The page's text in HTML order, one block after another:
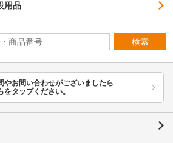
用品
検索
やお問い合わせがございましたら
をタップください。